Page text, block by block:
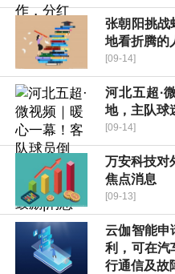
张朝阳挑战
地看折腾的
[09-14]
河北五超·
地，主队球
[09-14]
万安科技对
焦点消息
[09-13]
云伽智能申
利，可在汽
行通信及故